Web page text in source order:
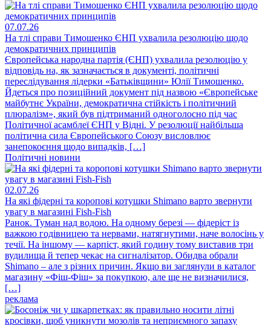
07.07.26
На тлі справи Тимошенко ЄНП ухвалила резолюцію щодо
демократичних принципів
Європейська народна партія (ЄНП) ухвалила резолюцію у
відповідь на, як зазначається в документі, політичні
переслідування лідерки «Батьківщини» Юлії Тимошенко.
Йдеться про позиційний документ під назвою «Європейське
майбутнє України, демократична стійкість і політичний
плюралізм», який був підтриманий одноголосно під час
Політичної асамблеї ЄНП у Відні. У резолюції найбільша
політична сила Європейського Союзу висловлює
занепокоєння щодо випадків, […]
Політичні новини
02.07.26
На які фідерні та коропові котушки Shimano варто звернути
увагу в магазині Fish-Fish
Ранок. Туман над водою. На одному березі — фідеріст із
важкою годівницею та нервами, натягнутими, наче волосінь у
течії. На іншому — карпіст, який годину тому виставив три
вудилища й тепер чекає на сигналізатор. Обидва обрали
Shimano – але з різних причин. Якщо ви заглянули в каталог
магазину «Фіш-Фіш» за покупкою, але ще не визначилися,
[…]
реклама